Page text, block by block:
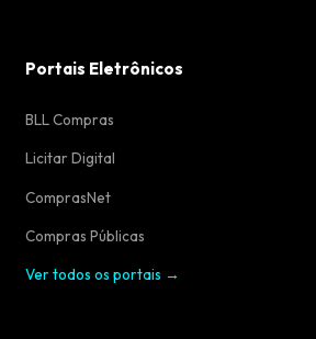
Portais Eletrônicos
BLL Compras
Licitar Digital
ComprasNet
Compras Públicas
Ver todos os portais →